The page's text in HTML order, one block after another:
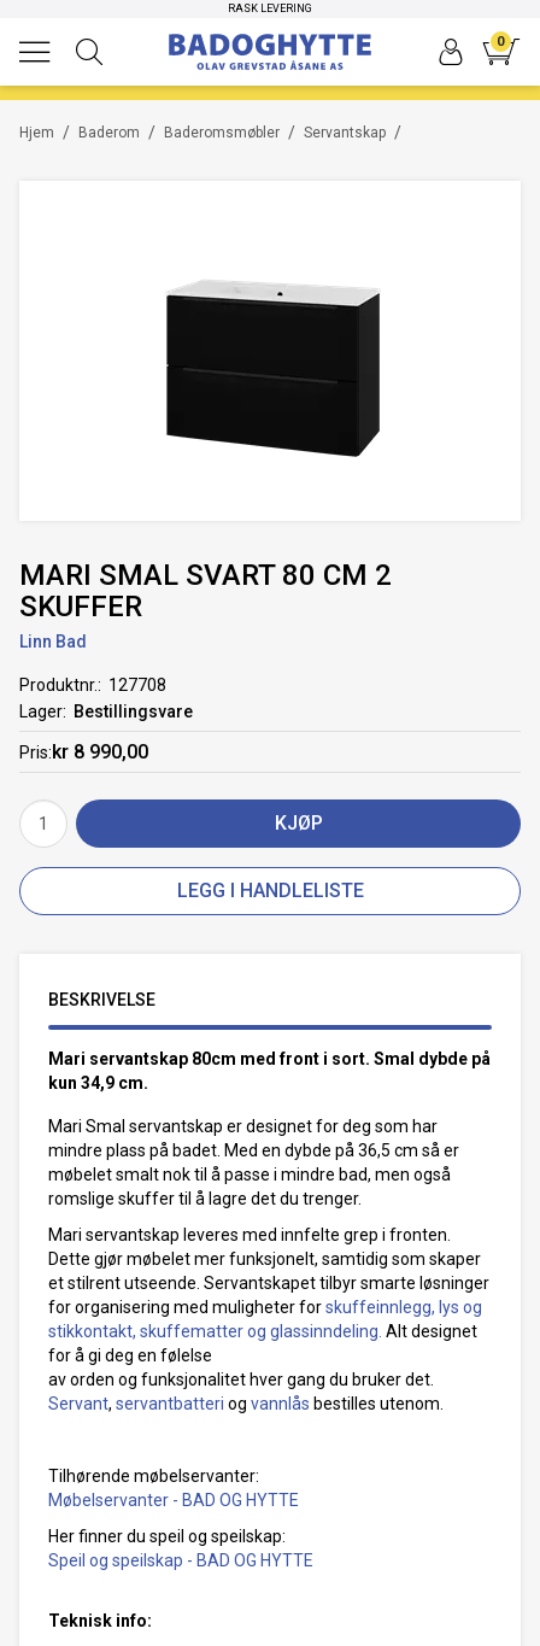
RASK LEVERING
HØYKVALITETS PRODUKTER
0
/
Hjem /
Baderom /
Baderomsmøbler /
Servantskap
MARI SMAL SVART 80 CM 2
SKUFFER
Linn Bad
Produktnr.
127708
Lager
Bestillingsvare
Pris kr 8 990,00
KJØP
LEGG I HANDLELISTE
BESKRIVELSE
Mari servantskap 80cm med front i sort. Smal dybde på
kun 34,9 cm.
Mari Smal servantskap er designet for deg som har
mindre plass på badet. Med en dybde på 36,5 cm så er
møbelet smalt nok til å passe i mindre bad, men også
romslige skuffer til å lagre det du trenger.
Mari servantskap leveres med innfelte grep i fronten.
Dette gjør møbelet mer funksjonelt, samtidig som skaper
et stilrent utseende. Servantskapet tilbyr smarte løsninger
for organisering med muligheter forskuffeinnlegg, lys og
stikkontakt, skuffematter og glassinndeling. Alt designet
for å gi deg en følelse
av orden og funksjonalitet hver gang du bruker det.
Servant, servantbatteri og vannlås bestilles utenom.
Tilhørende møbelservanter:
Møbelservanter - BAD OG HYTTE
Her finner du speil og speilskap:
Speil og speilskap - BAD OG HYTTE
Teknisk info: